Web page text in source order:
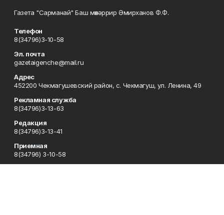
Газета "Сарманай" Баш мөхәррир Әмирханов Ф.Ф.
Телефон
8(34796)3-10-58
Эл. почта
gazetaigenche@mail.ru
Адрес
452200 Чекмагушевский район, с. Чекмагуш, ул. Ленина, 49
Рекламная служба
8(34796)3-13-63
Редакция
8(34796)3-13-41
Приемная
8(34796) 3-10-58